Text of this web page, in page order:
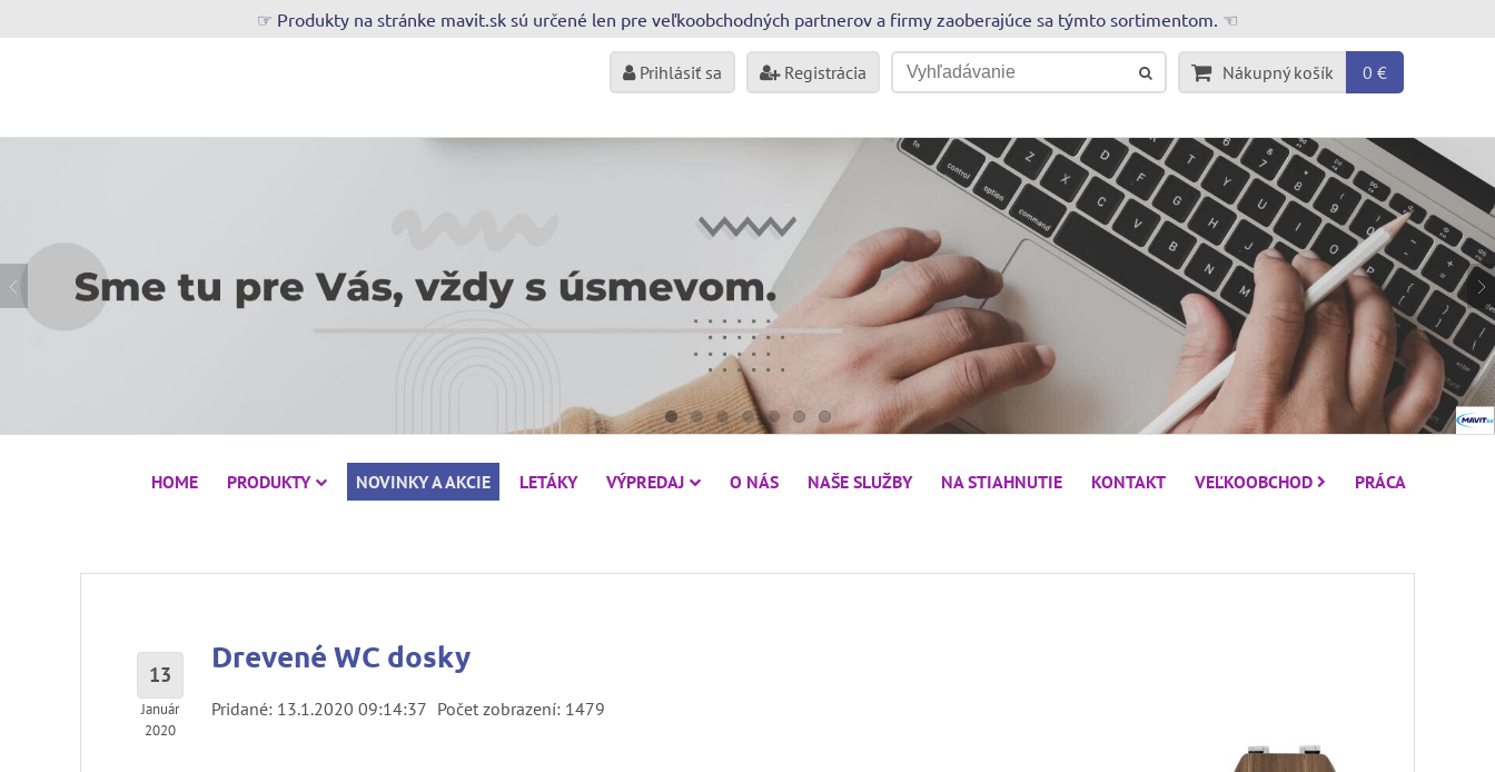
☞ Produkty na stránke mavit.sk sú určené len pre veľkoobchodných partnerov a firmy zaoberajúce sa týmto sortimentom. ☜
Prihlásiť sa Registrácia Nákupný košík 0 €
HOME PRODUKTY NOVINKY A AKCIE LETÁKY VÝPREDAJ O NÁS NAŠE SLUŽBY NA STIAHNUTIE KONTAKT VEĽKOOBCHOD PRÁCA
13
Január
2020
Drevené WC dosky
Pridané: 13.1.2020 09:14:37 Počet zobrazení: 1479